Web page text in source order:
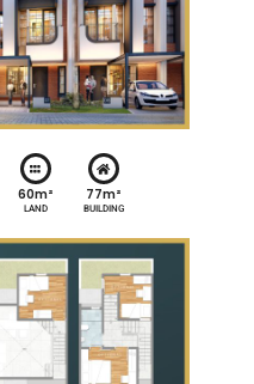
60m²
LAND
77m²
BUILDING